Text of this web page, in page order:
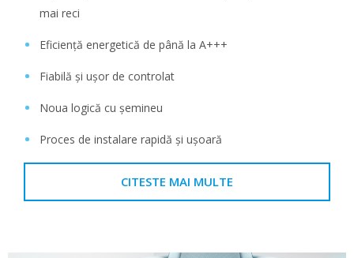
mai reci
Eficiență energetică de până la A+++
Fiabilă și ușor de controlat
Noua logică cu șemineu
Proces de instalare rapidă și ușoară
CITESTE MAI MULTE